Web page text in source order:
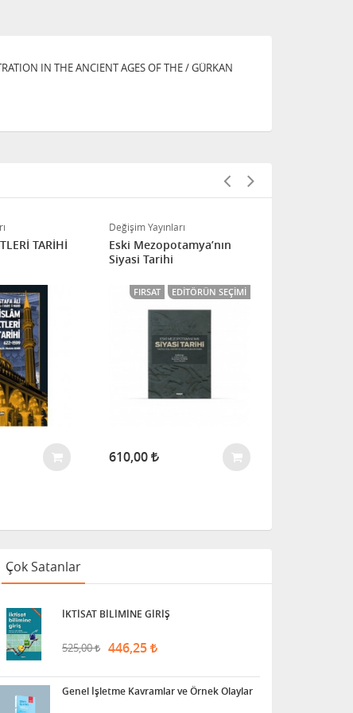
IN THE ANCIENT AGES OF THE / GÜRKAN
TARİHİ
Değişim Yayınları
Eski Mezopotamya’nın
Siyasi Tarihi
FIRSAT EDITÖRÜN SEÇIMI
610,00
Çok Satanlar
İKTİSAT BİLİMİNE GİRİŞ
525,00 446,25
Genel İşletme Kavramlar ve Örnek Olaylar